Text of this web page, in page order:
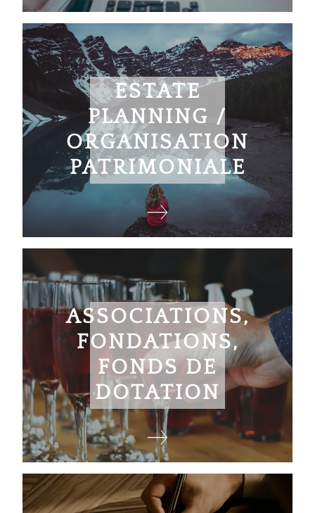
ESTATE
PLANNING /
ORGANISATION
PATRIMONIALE
ASSOCIATIONS,
FONDATIONS,
FONDS DE
DOTATION